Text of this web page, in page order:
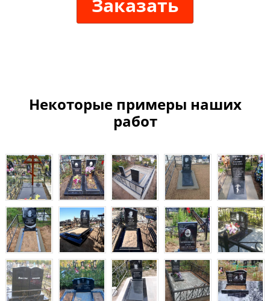
Заказать
Некоторые примеры наших
работ